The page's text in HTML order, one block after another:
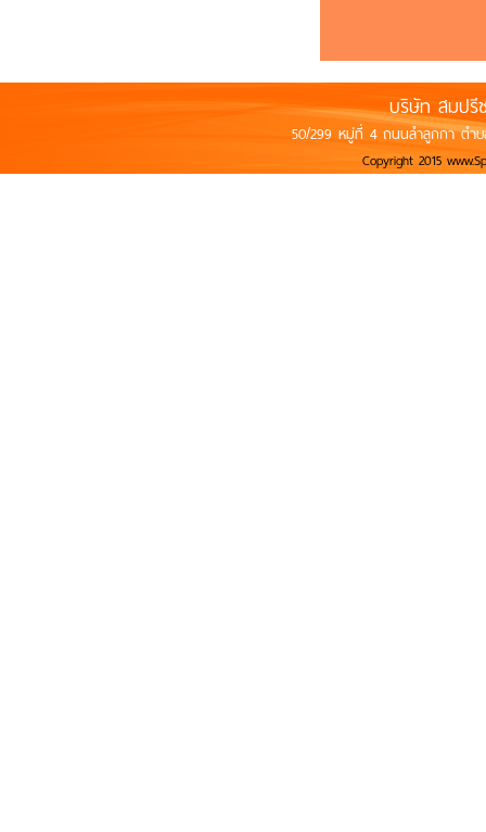
บริษัท สมปรี
50/299 หมู่ที่ 4 ถนนลำลูกกา ตำบ
Copyright 2015